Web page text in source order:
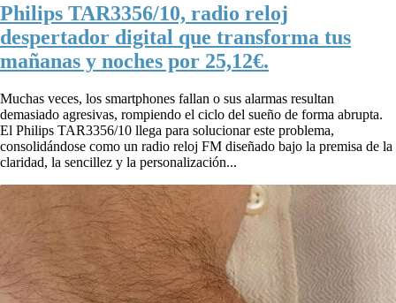
Philips TAR3356/10, radio reloj
despertador digital que transforma tus
mañanas y noches por 25,12€.
Muchas veces, los smartphones fallan o sus alarmas resultan
demasiado agresivas, rompiendo el ciclo del sueño de forma abrupta.
El Philips TAR3356/10 llega para solucionar este problema,
consolidándose como un radio reloj FM diseñado bajo la premisa de la
claridad, la sencillez y la personalización...